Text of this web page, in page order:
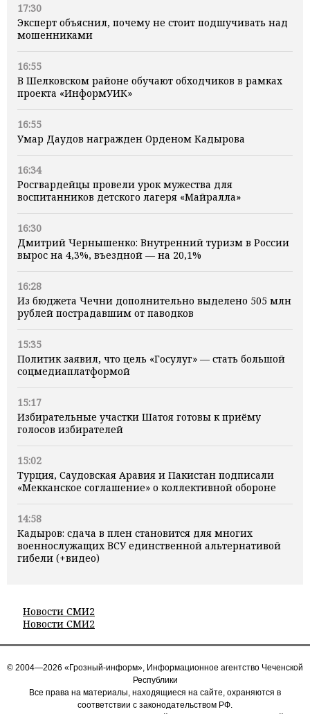
17:30
Эксперт объяснил, почему не стоит подшучивать над
мошенниками
16:55
В Шелковском районе обучают обходчиков в рамках
проекта «ИнформУИК»
16:55
Умар Даудов награжден Орденом Кадырова
16:34
Росгвардейцы провели урок мужества для
воспитанников детского лагеря «Майралла»
16:30
Дмитрий Чернышенко: Внутренний туризм в России
вырос на 4,3%, въездной — на 20,1%
16:28
Из бюджета Чечни дополнительно выделено 505 млн
рублей пострадавшим от паводков
15:35
Политик заявил, что цель «Госулуг» — стать большой
соцмедиаплатформой
15:17
Избирательные участки Шатоя готовы к приёму
голосов избирателей
15:02
Турция, Саудовская Аравия и Пакистан подписали
«Мекканское соглашение» о коллективной обороне
14:58
Кадыров: сдача в плен становится для многих
военнослужащих ВСУ единственной альтернативой
гибели (+видео)
Новости СМИ2
Новости СМИ2
© 2004—2026 «Грозный-информ», Информационное агентство Чеченской
Республики
Все права на материалы, находящиеся на сайте, охраняются в
соответствии с законодательством РФ.